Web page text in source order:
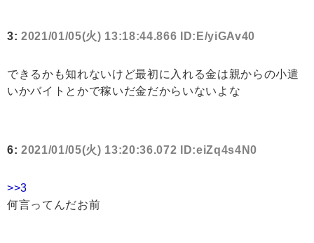
3: 2021/01/05(火) 13:18:44.866 ID:E/yiGAv40
できるかも知れないけど最初に入れる金は親からの小遣
いかバイトとかで稼いだ金だからいないよな
6: 2021/01/05(火) 13:20:36.072 ID:eiZq4s4N0
>>3
何言ってんだお前